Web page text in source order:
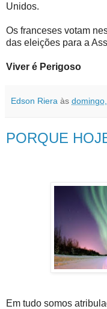
Unidos.
Os franceses votam
das eleições para a
Viver é Perigoso
Edson Riera às
PORQUE
Em tudo somos